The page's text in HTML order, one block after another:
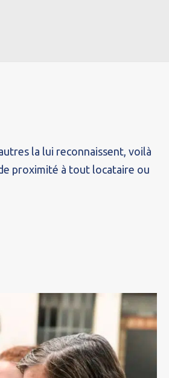
la lui reconnaissent, voilà
proximité à tout locataire ou